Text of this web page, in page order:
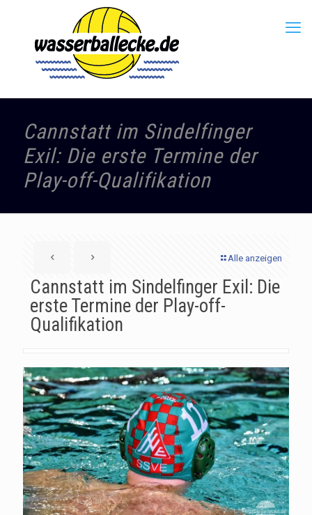
Cannstatt im Sindelfinger
Exil: Die erste Termine der
Play-off-Qualifikation
Alle anzeigen
Cannstatt im Sindelfinger Exil: Die
erste Termine der Play-off-
Qualifikation